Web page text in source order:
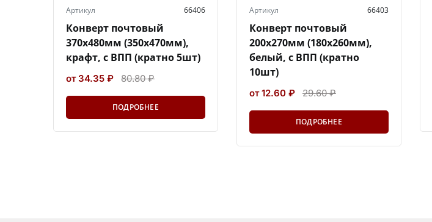
Артикул 66406
Конверт почтовый
370х480мм (350х470мм),
крафт, с ВПП (кратно 5шт)
от 34.35 ₽ 80.80 ₽
ПОДРОБНЕЕ
Артикул 66403
Конверт почтовый
200х270мм (180х260мм),
белый, с ВПП (кратно
10шт)
от 12.60 ₽ 29.60 ₽
ПОДРОБНЕЕ